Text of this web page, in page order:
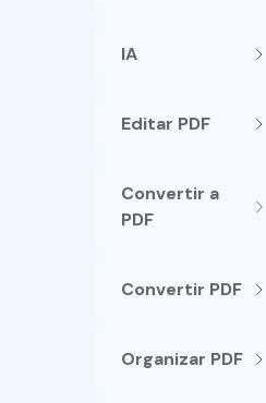
IA
Editar PDF
Convertir a
PDF
Convertir PDF
Organizar PDF